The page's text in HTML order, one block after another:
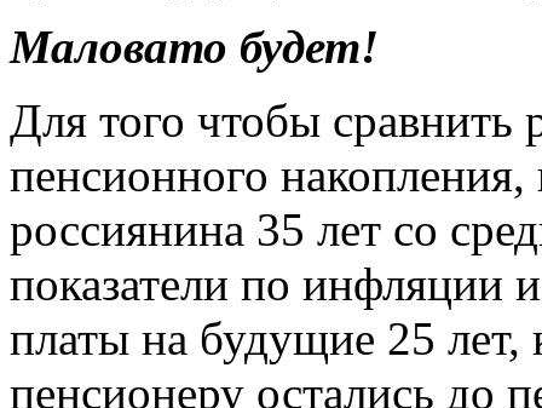
Маловато будет!
Для того чтобы сравнить
пенсионного накопления,
россиянина 35 лет со
показатели по инфляции
платы на будущие 25 лет,
пенсионеру остались до